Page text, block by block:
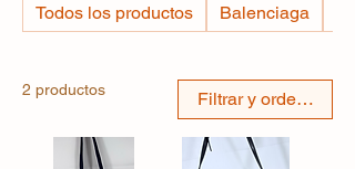
Todos los productos Balenciaga
2 productos Filtrar y ordenar